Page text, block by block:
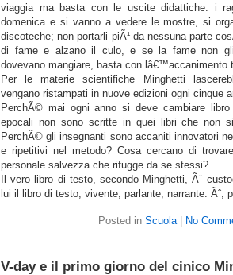
viaggia ma basta con le uscite didattiche: i
domenica e si vanno a vedere le mostre, si
discoteche; non portarli piÃ¹ da nessuna parte
di fame e alzano il culo, e se la fame non
dovevano mangiare, basta con lâ€™accanimento
Per le materie scientifiche Minghetti
vengano ristampati in nuove edizioni ogni cinque
PerchÃ© mai ogni anno si deve cambiare
epocali non sono scritte in quei libri che non
PerchÃ© gli insegnanti sono accaniti innovatori
e ripetitivi nel metodo? Cosa cercano di
personale salvezza che rifugge da se stessi?
Il vero libro di testo, secondo Minghetti, Ã¨
lui il libro di testo, vivente, parlante, narrante. Ãˆ,
Posted in Scuola| No
V-day e il primo giorno del cinico